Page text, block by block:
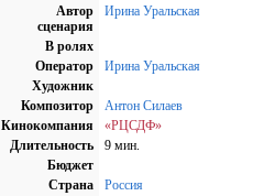
Автор
сценария
Ирина Уральская
В ролях
Оператор
Ирина Уральская
Художник
Композитор
Антон Силаев
Кинокомпания
«РЦСДФ»
Длительность
9 мин.
Бюджет
Страна
Россия